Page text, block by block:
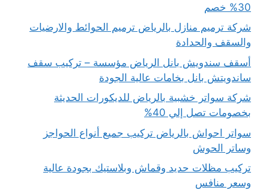
30% خصم
شركة ترميم منازل بالرياض ترميم الحوائط والارضيات
والسقف والحدادة
أسقف سندويش بانل الرياض مؤسسة – تركيب سقف
ساندويتش بانل بخامات عالية الجودة
شركة سواتر خشبية بالرياض للديكورات الحديثة
بخصومات تصل إلي 40%
سواتر احواش بالرياض تركيب جميع أنواع الحواجز
وساتر الحوش
تركيب مظلات حديد وقماش وبلاستيك بجودة عالية
وسعر منافس